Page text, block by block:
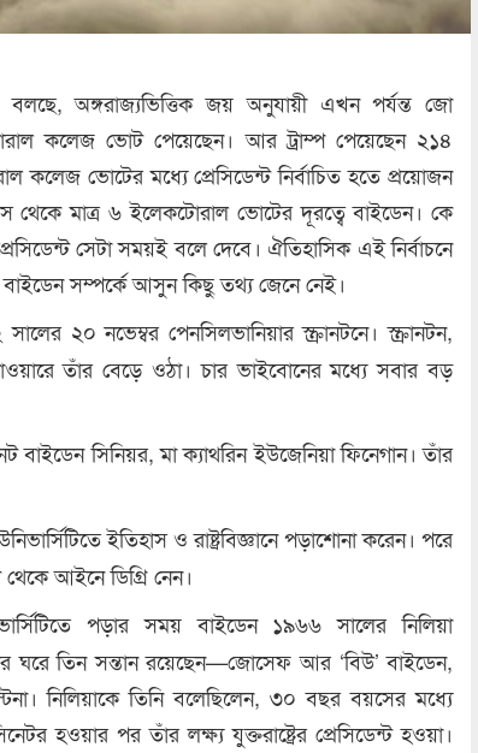
বলছে, অঙ্গরাজ্যভিত্তিক জয় অনুযায়ী এখন পর্যন্ত জো
কলেজ ভোট পেয়েছেন। আর ট্রাম্প পেয়েছেন ২১৪
কলেজ ভোটের মধ্যে প্রেসিডেন্ট নির্বাচিত হতে প্রয়োজন
থেকে মাত্র ৬ ইলেকটোরাল ভোটের দূরত্বে বাইডেন। কে
সেটা সময়ই বলে দেবে। ঐতিহাসিক এই নির্বাচনে
সম্পর্কে আসুন কিছু তথ্য জেনে নেই।
২০ নভেম্বর পেনসিলভানিয়ার স্ক্রানটনে। স্ক্রানটন,
তাঁর বেড়ে ওঠা। চার ভাইবোনের মধ্যে সবার বড়
বাইডেন সিনিয়র, মা ক্যাথরিন ইউজেনিয়া ফিনেগান। তাঁর
ইতিহাস ও রাষ্ট্রবিজ্ঞানে পড়াশোনা করেন। পরে
থেকে আইনে ডিগ্রি নেন।
পড়ার সময় বাইডেন ১৯৬৬ সালের নিলিয়া
ঘরে তিন সন্তান রয়েছেন—জোসেফ আর ‘বিউ’ বাইডেন,
নিলিয়াকে তিনি বলেছিলেন, ৩০ বছর বয়সের মধ্যে
হওয়ার পর তাঁর লক্ষ্য যুক্তরাষ্ট্রের প্রেসিডেন্ট হওয়া।